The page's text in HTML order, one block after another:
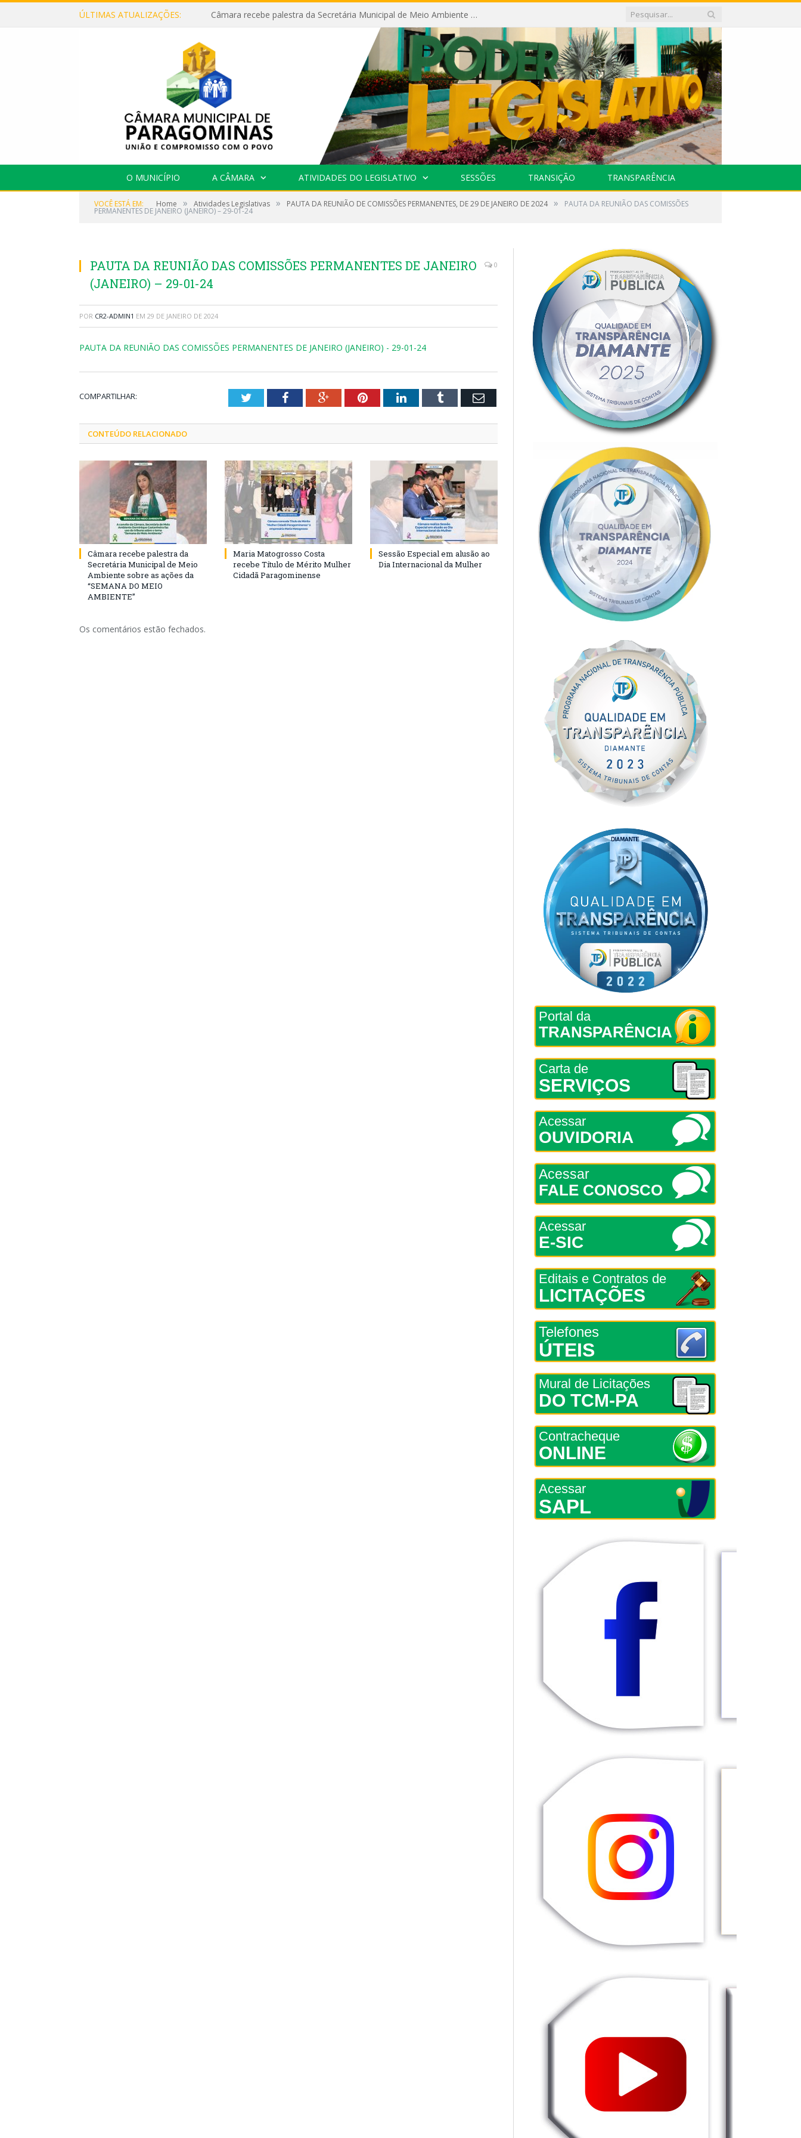
ÚLTIMAS ATUALIZAÇÕES: Câmara recebe palestra da Secretária Municipal de Meio Ambiente sobre as ações da “SEMANA DO MEIO AMBIENTE”
O MUNICÍPIO A CÂMARA ATIVIDADES DO LEGISLATIVO SESSÕES TRANSIÇÃO TRANSPARÊNCIA
VOCÊ ESTÁ EM: Home » Atividades Legislativas » PAUTA DA REUNIÃO DE COMISSÕES PERMANENTES, DE 29 DE JANEIRO DE 2024 » PAUTA DA REUNIÃO DAS COMISSÕES
PERMANENTES DE JANEIRO (JANEIRO) – 29-01-24
PAUTA DA REUNIÃO DAS COMISSÕES PERMANENTES DE JANEIRO
(JANEIRO) – 29-01-24
0
POR CR2-ADMIN1 EM 29 DE JANEIRO DE 2024
PAUTA DA REUNIÃO DAS COMISSÕES PERMANENTES DE JANEIRO (JANEIRO) - 29-01-24
COMPARTILHAR: TwitterFacebookGoogle+PinterestLinkedInTumblr Email
CONTEÚDO RELACIONADO
Câmara recebe palestra da
Secretária Municipal de Meio
Ambiente sobre as ações da
“SEMANA DO MEIO
AMBIENTE”
Maria Matogrosso Costa
recebe Título de Mérito Mulher
Cidadã Paragominense
Sessão Especial em alusão ao
Dia Internacional da Mulher
Os comentários estão fechados.
Portal da
TRANSPARÊNCIA
Carta de
SERVIÇOS
Acessar
OUVIDORIA
Acessar
FALE CONOSCO
Acessar
E-SIC
Editais e Contratos de
LICITAÇÕES
Telefones
ÚTEIS
Mural de Licitações
DO TCM-PA
Contracheque
ONLINE
Acessar
SAPL